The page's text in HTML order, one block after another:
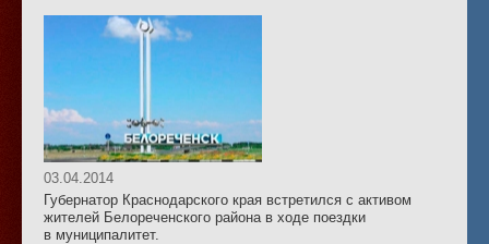
03.04.2014
Губернатор Краснодарского края встретился с активом
жителей Белореченского района в ходе поездки
в муниципалитет.